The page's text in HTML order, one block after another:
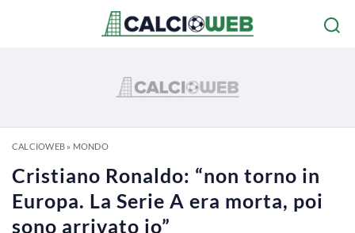
CALCIOWEB» MONDO
Cristiano Ronaldo: “non torno in
Europa. La Serie A era morta, poi
sono arrivato io”